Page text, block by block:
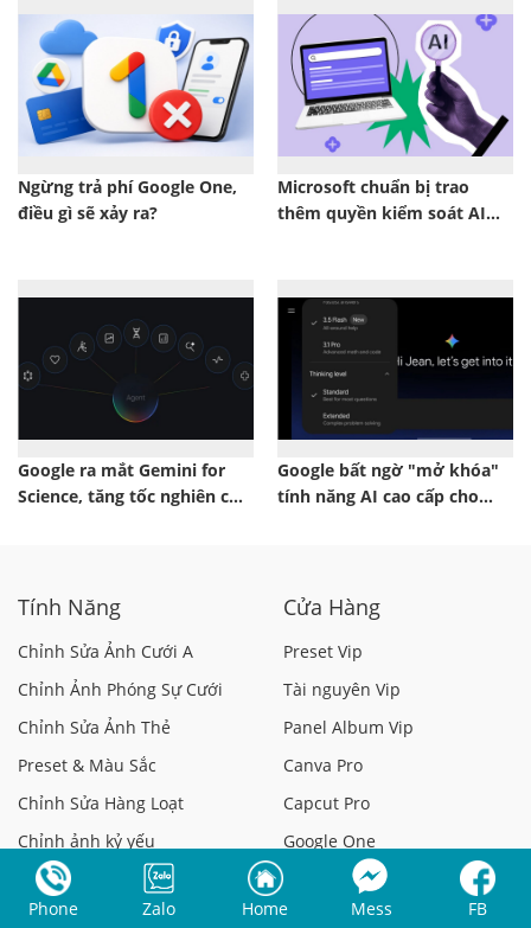
Ngừng trả phí Google One,
điều gì sẽ xảy ra?
Microsoft chuẩn bị trao
thêm quyền kiểm soát AI
Google ra mắt Gemini for
Science, tăng tốc nghiên cứu
Google bất ngờ "mở khóa"
tính năng AI cao cấp cho
Tính Năng
Chỉnh Sửa Ảnh Cưới A
Chỉnh Ảnh Phóng Sự Cưới
Chỉnh Sửa Ảnh Thẻ
Preset & Màu Sắc
Chỉnh Sửa Hàng Loạt
Chỉnh ảnh kỷ yếu
Chỉnh Ảnh Beauty
Cửa Hàng
Preset Vip
Tài nguyên Vip
Panel Album Vip
Canva Pro
Capcut Pro
Google One
Photoshop Bản Quyền
Phone
Zalo Home Mess FB